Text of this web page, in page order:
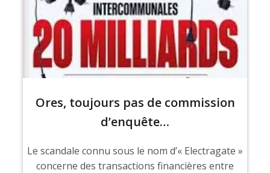
Ores, toujours pas de commission
d’enquête…
Le scandale connu sous le nom d’« Electragate »
concerne des transactions financières entre